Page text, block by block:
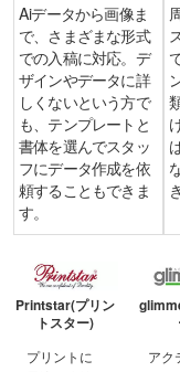
Aiデータから画像ま
で、さまざまな形式
での入稿に対応。デ
ザインやデータに詳
しくないという方で
も、テンプレートと
書体を選んでスタッ
フにデータ作成を依
頼することもできま
す。
Printstar(プリン
トスター)
プリントに
アク